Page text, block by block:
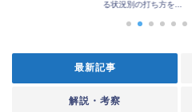
る状況別の打ち方を...
最新記事
解説・考察